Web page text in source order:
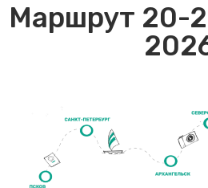
Маршрут 20-